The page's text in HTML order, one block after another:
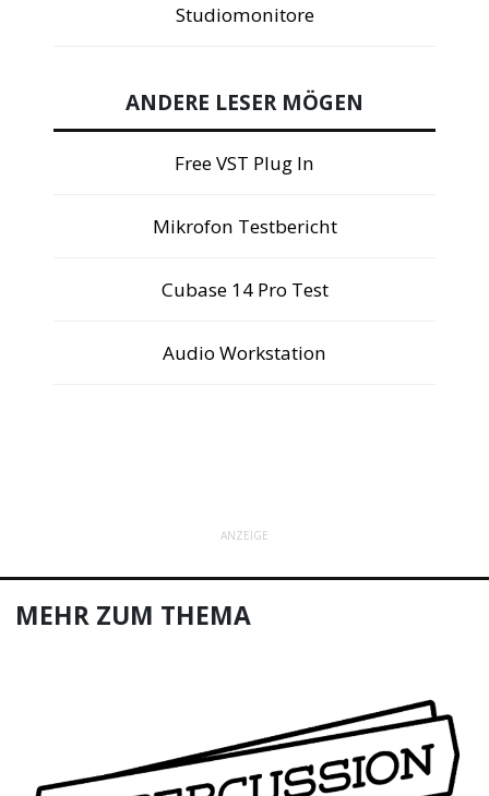
Studiomonitore
ANDERE LESER MÖGEN
Free VST Plug In
Mikrofon Testbericht
Cubase 14 Pro Test
Audio Workstation
ANZEIGE
MEHR ZUM THEMA